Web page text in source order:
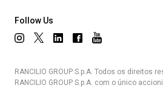
Follow Us
RANCILIO GROUP S.p.A. Todos os direitos
RANCILIO GROUP S.p.A. com o único